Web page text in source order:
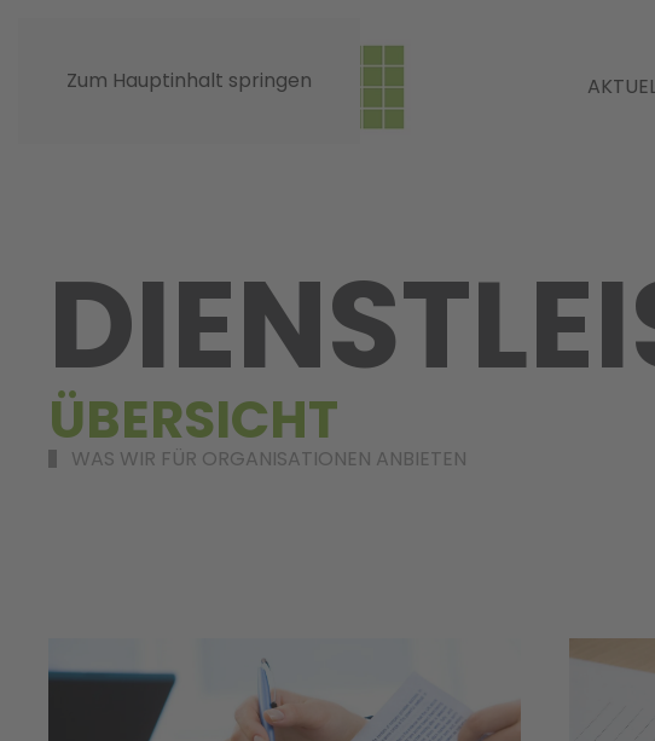
Zum Hauptinhalt springen
ÜBERSICHT
WAS WIR FÜR ORGANISATIONEN ANBIETEN